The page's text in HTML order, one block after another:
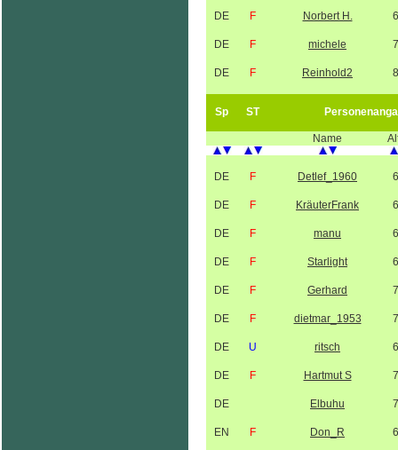
DE F Norbert H.
DE F michele
DE F Reinhold2
Sp ST
Name
DE F Detlef_1960
DE F KräuterFrank
DE F manu
DE F Starlight
DE F Gerhard
DE F dietmar_1953
DE U ritsch
DE F Hartmut S
DE Elbuhu
EN F Don_R